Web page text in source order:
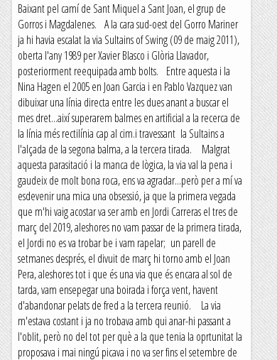
Baixant pel camí de Sant Miquel a Sant Joan, el grup de
Gorros i Magdalenes. A la cara sud-oest del Gorro Mariner
ja hi havia escalat la via Sultains of Swing (09 de maig 2011),
oberta l'any 1989 per Xavier Blasco i Glòria Llavador,
posteriorment reequipada amb bolts. Entre aquesta i la
Nina Hagen el 2005 en Joan Garcia i en Pablo Vazquez van
dibuixar una línia directa entre les dues anant a buscar el
mes dret...així superarem balmes en artificial a la recerca de
la línia més rectilínia cap al cim.i travessant la Sultains a
l'alçada de la segona balma, a la tercera tirada. Malgrat
aquesta parasitació i la manca de lògica, la via val la pena i
gaudeix de molt bona roca, ens va agradar...però per a mí va
esdevenir una mica una obsessió, ja que la primera vegada
que m'hi vaig acostar va ser amb en Jordi Carreras el tres de
març del 2019, aleshores no vam passar de la primera tirada,
el Jordi no es va trobar be i vam rapelar; un parell de
setmanes després, el divuit de març hi torno amb el Joan
Pera, aleshores tot i que és una via que és encara al sol de
tarda, vam ensepegar una boirada i força vent, havent
d'abandonar pelats de fred a la tercera reunió. La via
m'estava costant i ja no trobava amb qui anar-hi passant a
l'oblit, però no del tot per què a la que tenia la oprtunitat la
proposava i mai ningú picava i no va ser fins el setembre de